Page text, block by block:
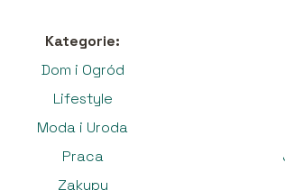
Kategorie:
Dom i Ogród
Lifestyle
Moda i Uroda
Praca
Zakupy